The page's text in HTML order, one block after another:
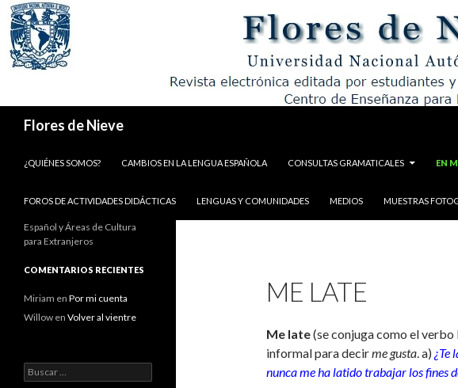
Flores de Nieve
¿QUIÉNES SOMOS?
CAMBIOS EN LA LENGUA ESPAÑOLA CONSULTAS GRAMATICALES EN
FOROS DE ACTIVIDADES DIDÁCTICAS LENGUAS Y COMUNIDADES MEDIOS MUESTRAS
ME LATE
Me late(se conjuga como el verbo
informal para decirme gusta. a) ¿Te
nunca me ha latido trabajar los fines
Español y Áreas de Cultura
para Extranjeros
COMENTARIOS RECIENTES
Miriam en Por mi cuenta
Willow en Volver al vientre
Buscar: